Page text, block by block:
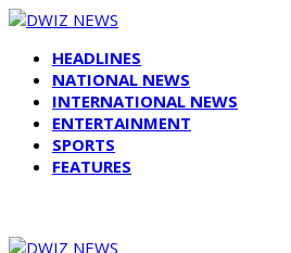
HEADLINES
NATIONAL NEWS
INTERNATIONAL NEWS
ENTERTAINMENT
SPORTS
FEATURES